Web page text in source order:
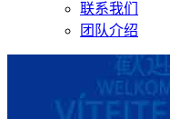
联系我们
团队介绍